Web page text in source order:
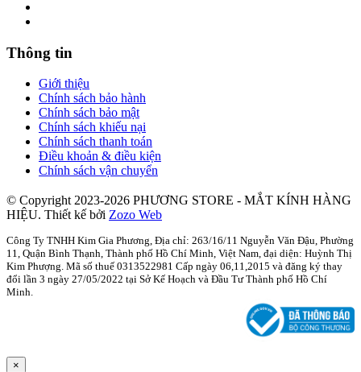
Thông tin
Giới thiệu
Chính sách bảo hành
Chính sách bảo mật
Chính sách khiếu nại
Chính sách thanh toán
Điều khoản & điều kiện
Chính sách vận chuyển
© Copyright 2023-2026 PHƯƠNG STORE - MẮT KÍNH HÀNG
HIỆU. Thiết kế bởi Zozo Web
Công Ty TNHH Kim Gia Phương, Địa chỉ: 263/16/11 Nguyễn Văn Đậu, Phường
11, Quận Bình Thạnh, Thành phố Hồ Chí Minh, Việt Nam, đại diện: Huỳnh Thị
Kim Phượng. Mã số thuế 0313522981 Cấp ngày 06,11,2015 và đăng ký thay
đổi lần 3 ngày 27/05/2022 tại Sở Kế Hoạch và Đầu Tư Thành phố Hồ Chí
Minh.
×